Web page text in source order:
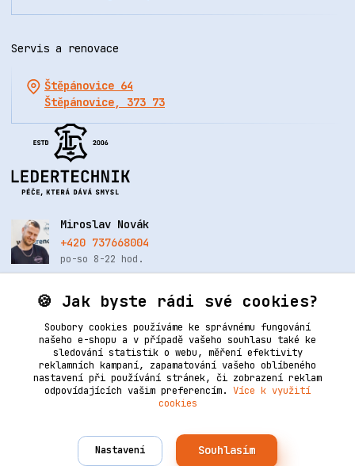
Servis a renovace
Štěpánovice 64
Štěpánovice, 373 73
Miroslav Novák
+420 737668004
po-so 8-22 hod.
info@renovacekuze.cz
🍪 Jak byste rádi své cookies?
Soubory cookies používáme ke správnému fungování
našeho e-shopu a v případě vašeho souhlasu také ke
sledování statistik o webu, měření efektivity
reklamních kampaní, zapamatování vašeho oblíbeného
nastavení při používání stránek, či zobrazení reklam
odpovídajících vašim preferencím. Více k využití
cookies
Nastavení Souhlasím